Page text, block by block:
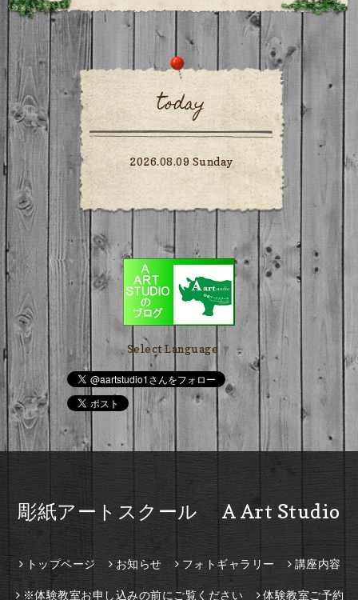
today
2026.08.09 Sunday
Select Language ▼
彫紙アートスクール A Art Studio
トップページ お知らせ フォトギャラリー 講座内容
※体験教室お申し込みの前にご覧ください 体験教室ご予約